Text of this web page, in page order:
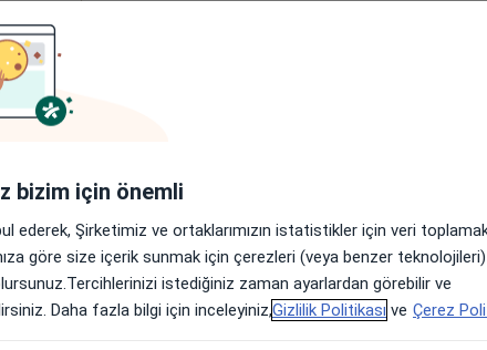
bizim için önemli
ederek, Şirketimiz ve ortaklarımızın istatistikler için veri
göre size içerik sunmak için çerezleri (veya benzer
istediğiniz zaman ayarlardan görebilir ve
Daha fazla bilgi için inceleyiniz,Gizlilik Politikası ve Çerez